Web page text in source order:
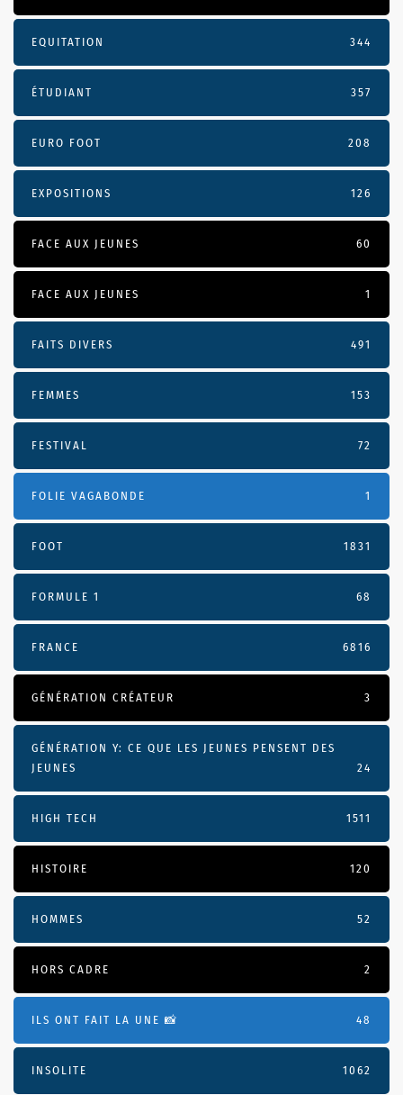
EQUITATION 344
ÉTUDIANT 357
EURO FOOT 208
EXPOSITIONS 126
FACE AUX JEUNES 60
FACE AUX JEUNES 1
FAITS DIVERS 491
FEMMES 153
FESTIVAL 72
FOLIE VAGABONDE 1
FOOT 1831
FORMULE 1 68
FRANCE 6816
GÉNÉRATION CRÉATEUR 3
GÉNÉRATION Y: CE QUE LES JEUNES PENSENT DES
JEUNES
24
HIGH TECH 1511
HISTOIRE 120
HOMMES 52
HORS CADRE 2
ILS ONT FAIT LA UNE 📸 48
INSOLITE 1062